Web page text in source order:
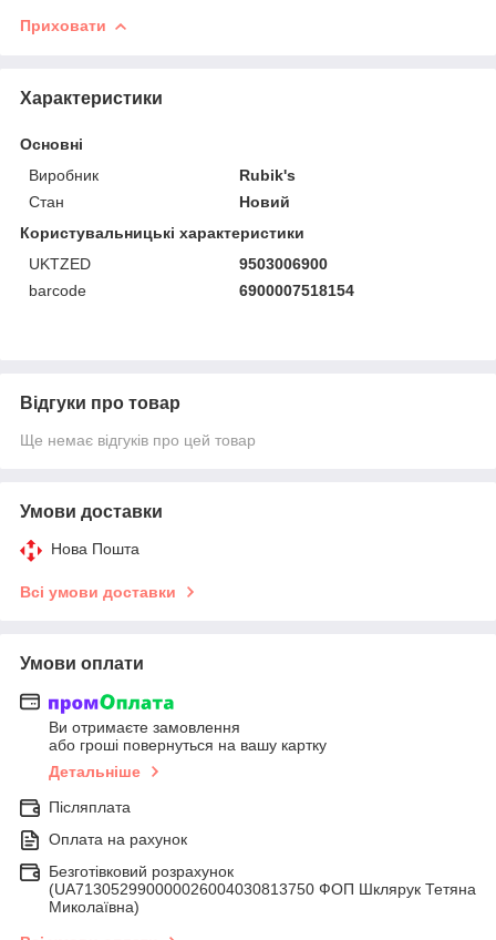
Приховати
Характеристики
Основні
Виробник
Rubik's
Стан
Новий
Користувальницькі характеристики
UKTZED
9503006900
barcode
6900007518154
Відгуки про товар
Ще немає відгуків про цей товар
Умови доставки
Нова Пошта
Всі умови доставки
Умови оплати
Ви отримаєте замовлення
або гроші повернуться на вашу картку
Детальніше
Післяплата
Оплата на рахунок
Безготівковий розрахунок
(UA713052990000026004030813750 ФОП Шклярук Тетяна
Миколаївна)